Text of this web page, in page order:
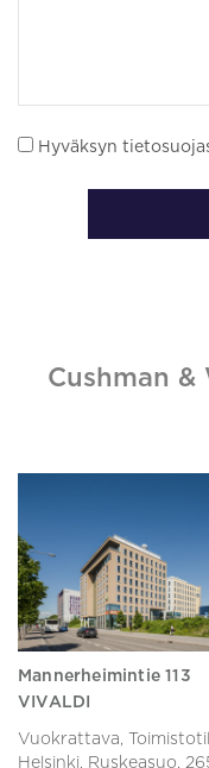
Hyväksyn
Cushman &
Mannerheimintie 113
VIVALDI
Vuokrattava,
Helsinki, Ruskeasuo,